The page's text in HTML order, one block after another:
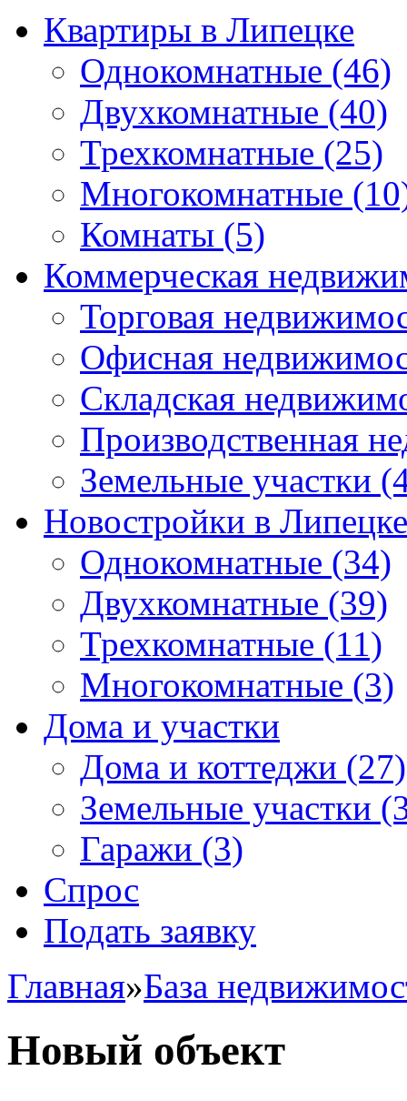
Квартиры в Липецке
Однокомнатные (46)
Двухкомнатные (40)
Трехкомнатные (25)
Многокомнатные
Комнаты (5)
Коммерческая
Торговая
Офисная
Складская
Производственная
Земельные участки
Новостройки в Липецке
Однокомнатные (34)
Двухкомнатные (39)
Трехкомнатные (11)
Многокомнатные (3)
Дома и участки
Дома и коттеджи (27)
Земельные участки
Гаражи (3)
Спрос
Подать заявку
Главная»База
Новый объект